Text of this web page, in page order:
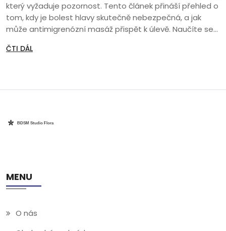
který vyžaduje pozornost. Tento článek přináší přehled o
tom, kdy je bolest hlavy skutečně nebezpečná, a jak
může antimigrenózní masáž přispět k úlevě. Naučíte se
příznaky a zlepší celkovou pohodu.
ČTI DÁL
MENU
O nás